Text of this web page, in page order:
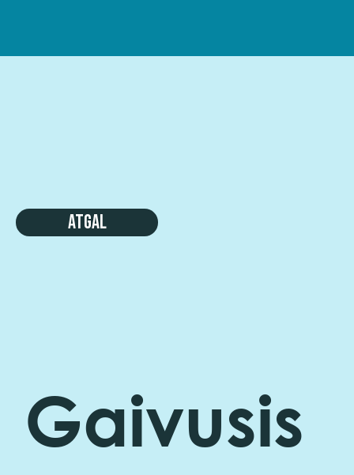
Gaivusis
Atgal